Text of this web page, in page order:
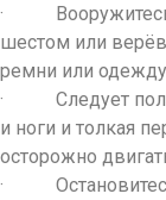
· Вооружитесь
шестом или
ремни или
· Следует
и ноги и толкая
осторожно
· Остановитесь